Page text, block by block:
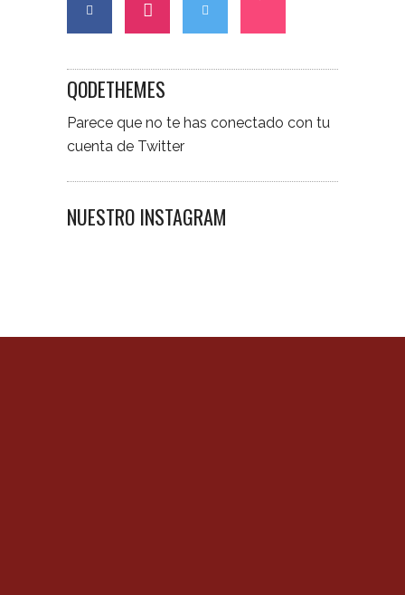
QODETHEMES
Parece que no te has conectado con tu
cuenta de Twitter
NUESTRO INSTAGRAM